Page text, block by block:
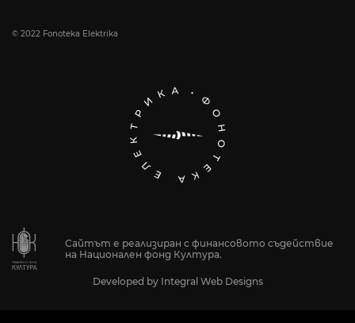
© 2022 Fonoteka Elektrika
Сайтът е реализиран с финансовото съдействие
на Национален фонд Култура.
Developed by Integral Web Designs